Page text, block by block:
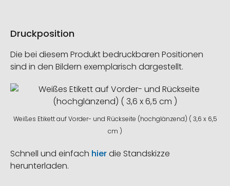
Druckposition
Die bei diesem Produkt bedruckbaren Positionen
sind in den Bildern exemplarisch dargestellt.
Weißes Etikett auf Vorder- und Rückseite (hochglänzend) ( 3,6 x 6,5
cm )
Schnell und einfach hierdie Standskizze
herunterladen.